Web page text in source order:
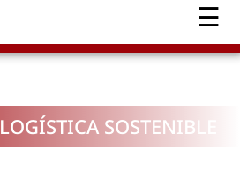
LOGÍSTICA SOSTENIBLE